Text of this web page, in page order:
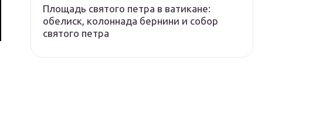
Площадь святого петра в ватикане:
обелиск, колоннада бернини и собор
святого петра